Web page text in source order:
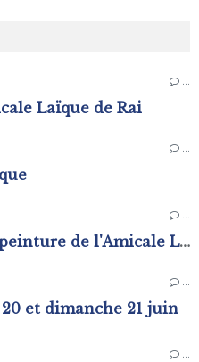
…
Laïque de Rai
…
…
Exposition de la section peinture de l'Amicale Laïque
…
et dimanche 21 juin
…